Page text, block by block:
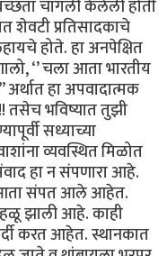
चांगली केलेली होती
शेवटी प्रतिसादकाचे
होते. हा अनपेक्षित
‘’ चला आता भारतीय
हा अपवादात्मक
तसेच भविष्यात तुझी
सध्याच्या
व्यवस्थित मिळोत
हा न संपणारा आहे.
आता संपत आले आहेत.
झाली आहे. काही
करत आहेत. स्थानकात